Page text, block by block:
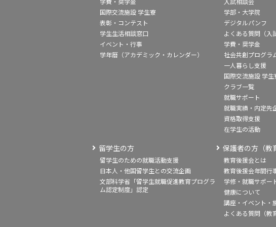
国際交流施設 学生寮
表彰・コンテスト
学生生活相談窓口
イベント・行事
学年暦（アカデミック・カレンダー）
学部・大学院
デジタルパンフ
よくある質問（入
学費・奨学金
社会共創プログラ
一人暮らし支援
国際交流施設 学生
クラブ一覧
就職サポート
就職実績・内定先
資格取得支援
在学生の活動
留学生の方
留学生のための就職活動支援
日本人・他国留学生との交流企画
文部科学省「留学生就職促進教育プログラ
ム認定制度」認定
保護者の方（教
教育後援会とは
教育後援会年間行
学修・就職サポー
健康について
講座・イベント・
よくある質問（教